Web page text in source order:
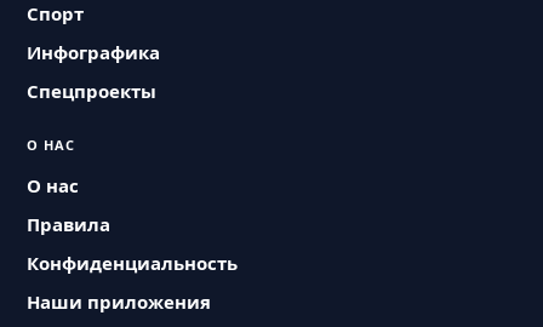
Спорт
Инфографика
Спецпроекты
О НАС
О нас
Правила
Конфиденциальность
Наши приложения